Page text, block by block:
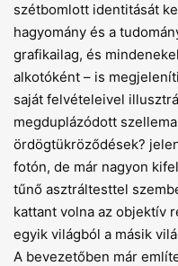
szétbomlott identitását
hagyomány és a
grafikailag, és
alkotóként – is
saját felvételeivel
megduplázódott
ördögtükröződések?
fotón, de már nagyon
tűnő asztráltesttel
kattant volna az objektív
egyik világból a másik
A bevezetőben már